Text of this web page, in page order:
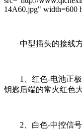
14A60.jpg" width=600
中型插头的接线方
1、红色-电池正极
钥匙后端的常火红色
2、白色-中控信号